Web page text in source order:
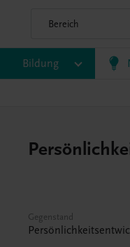
BildungBAFEP/BASOP
Gegenstand